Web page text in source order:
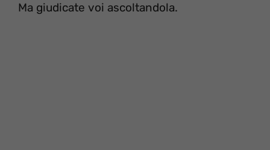
Ma giudicate voi ascoltandola.